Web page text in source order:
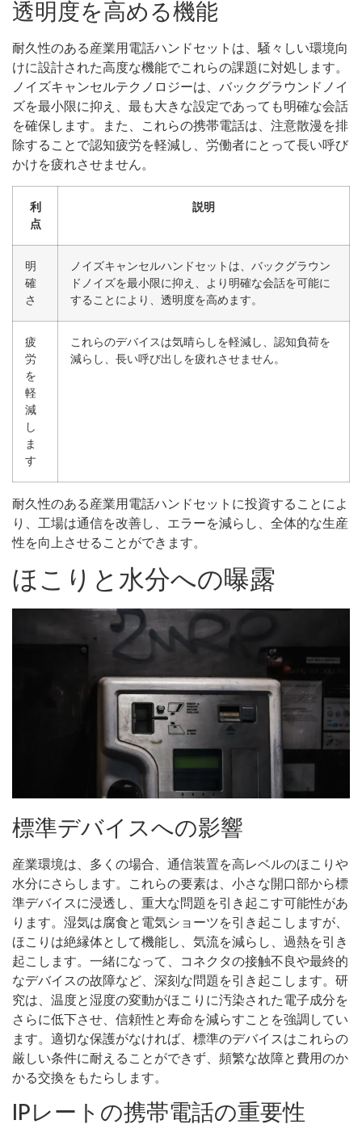
透明度を高める機能
耐久性のある産業用電話ハンドセットは、騒々しい環境向
けに設計された高度な機能でこれらの課題に対処します。
ノイズキャンセルテクノロジーは、バックグラウンドノイ
ズを最小限に抑え、最も大きな設定であっても明確な会話
を確保します。また、これらの携帯電話は、注意散漫を排
除することで認知疲労を軽減し、労働者にとって長い呼び
かけを疲れさせません。
利
点
説明
明
確
さ
ノイズキャンセルハンドセットは、バックグラウン
ドノイズを最小限に抑え、より明確な会話を可能に
することにより、透明度を高めます。
疲
労
を
軽
減
し
ま
す
これらのデバイスは気晴らしを軽減し、認知負荷を
減らし、長い呼び出しを疲れさせません。
耐久性のある産業用電話ハンドセットに投資することによ
り、工場は通信を改善し、エラーを減らし、全体的な生産
性を向上させることができます。
ほこりと水分への曝露
標準デバイスへの影響
産業環境は、多くの場合、通信装置を高レベルのほこりや
水分にさらします。これらの要素は、小さな開口部から標
準デバイスに浸透し、重大な問題を引き起こす可能性があ
ります。湿気は腐食と電気ショーツを引き起こしますが、
ほこりは絶縁体として機能し、気流を減らし、過熱を引き
起こします。一緒になって、コネクタの接触不良や最終的
なデバイスの故障など、深刻な問題を引き起こします。研
究は、温度と湿度の変動がほこりに汚染された電子成分を
さらに低下させ、信頼性と寿命を減らすことを強調してい
ます。適切な保護がなければ、標準のデバイスはこれらの
厳しい条件に耐えることができず、頻繁な故障と費用のか
かる交換をもたらします。
IPレートの携帯電話の重要性